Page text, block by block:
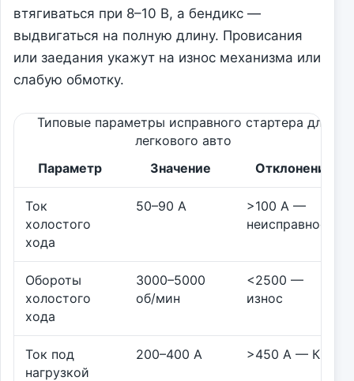
втягиваться при 8–10 В, а бендикс —
выдвигаться на полную длину. Провисания
или заедания укажут на износ механизма или
слабую обмотку.
Типовые параметры исправного стартера для
легкового авто
Параметр
Значение Отклонение
Ток
холостого
хода
50–90 А
>100 А —
неисправность
Обороты
холостого
хода
3000–5000
об/мин
<2500 —
износ
Ток под
нагрузкой
200–400 А >450 А — КЗ